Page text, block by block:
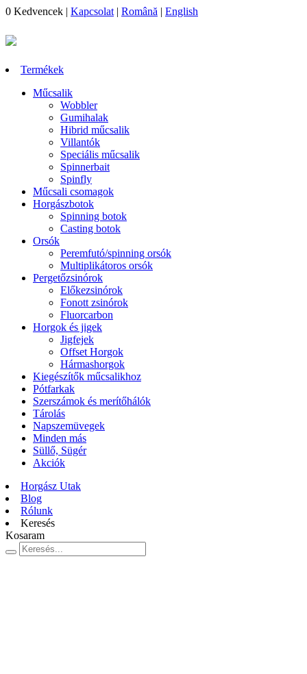
0 Kedvencek | Kapcsolat | Română | English
Termékek
Műcsalik
Wobbler
Gumihalak
Hibrid műcsalik
Villantók
Speciális műcsalik
Spinnerbait
Spinfly
Műcsali csomagok
Horgászbotok
Spinning botok
Casting botok
Orsók
Peremfutó/spinning orsók
Multiplikátoros orsók
Pergetőzsinórok
Előkezsinórok
Fonott zsinórok
Fluorcarbon
Horgok és jigek
Jigfejek
Offset Horgok
Hármashorgok
Kiegészítők műcsalikhoz
Pótfarkak
Szerszámok és merítőhálók
Tárolás
Napszemüvegek
Minden más
Süllő, Sügér
Akciók
Horgász Utak
Blog
Rólunk
Keresés
Kosaram